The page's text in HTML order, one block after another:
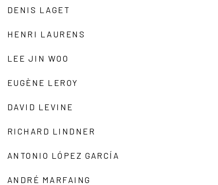
DENIS LAGET
HENRI LAURENS
LEE JIN WOO
EUGÈNE LEROY
DAVID LEVINE
RICHARD LINDNER
ANTONIO LÓPEZ GARCÍA
ANDRÉ MARFAING